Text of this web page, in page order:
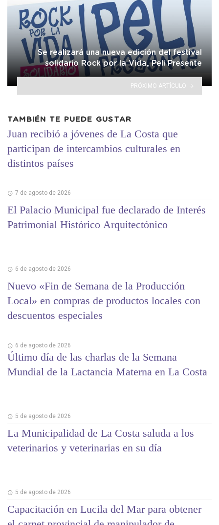
Se realizará una nueva edición del festival
solidario Rock por la Vida, Peli Presente
PRÓXIMO ARTÍCULO
TAMBIÉN TE PUEDE GUSTAR
Juan recibió a jóvenes de La Costa que
participan de intercambios culturales en
distintos países
7 de agosto de 2026
El Palacio Municipal fue declarado de Interés
Patrimonial Histórico Arquitectónico
6 de agosto de 2026
Nuevo «Fin de Semana de la Producción
Local» en compras de productos locales con
descuentos especiales
6 de agosto de 2026
Último día de las charlas de la Semana
Mundial de la Lactancia Materna en La Costa
5 de agosto de 2026
La Municipalidad de La Costa saluda a los
veterinarios y veterinarias en su día
5 de agosto de 2026
Capacitación en Lucila del Mar para obtener